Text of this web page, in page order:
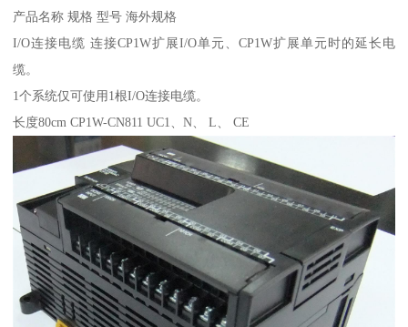
产品名称 规格 型号 海外规格
I/O连接电缆 连接CP1W扩展I/O单元、CP1W扩展单元时的延长电
缆。
1个系统仅可使用1根I/O连接电缆。
长度80cm CP1W-CN811 UC1、N、 L、 CE